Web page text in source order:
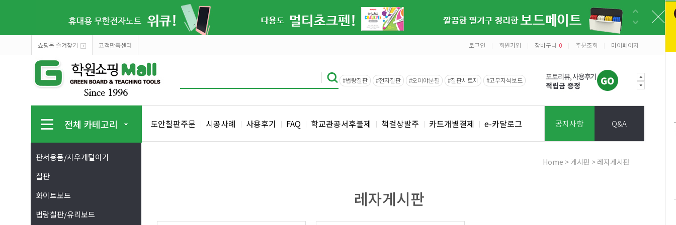
쇼핑몰 즐겨찾기 고객만족센터 로그인 회원가입 장바구니 0 주문조회 마이페이지
#법랑칠판 #전자칠판 #오미야분필 #칠판시트지 #고무자석보드
전체 카테고리 도안칠판주문 시공사례 사용후기 FAQ 학교관공서후불제 책걸상발주 카드개별결제 e-카달로그 공지사항 Q&A
판서용품/지우개털이기
칠판
화이트보드
법랑칠판/유리보드
Home > 게시판 > 레자게시판
레자게시판